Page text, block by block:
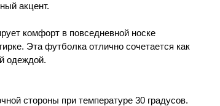
акцент.
комфорт в повседневной носке
Эта футболка отлично сочетается как
одеждой.
стороны при температуре 30 градусов.